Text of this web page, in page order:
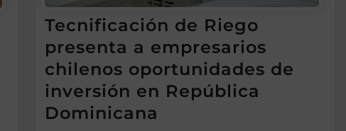
Tecnificación de Riego
presenta a empresarios
chilenos oportunidades de
inversión en República
Dominicana